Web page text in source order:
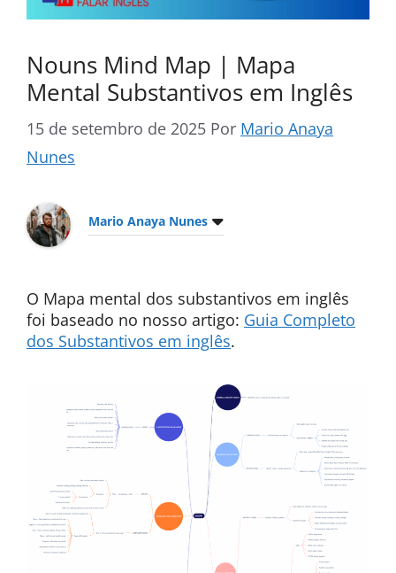
Nouns Mind Map | Mapa
Mental Substantivos em Inglês
15 de setembro de 2025 Por Mario Anaya
Nunes
Mario Anaya Nunes
O Mapa mental dos substantivos em inglês
foi baseado no nosso artigo: Guia Completo
dos Substantivos em inglês.